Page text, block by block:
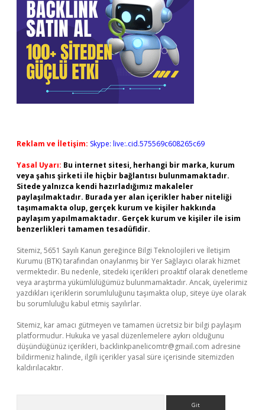
Reklam ve İletişim: Skype: live:.cid.575569c608265c69
Yasal Uyarı: Bu internet sitesi, herhangi bir marka, kurum
veya şahıs şirketi ile hiçbir bağlantısı bulunmamaktadır.
Sitede yalnızca kendi hazırladığımız makaleler
paylaşılmaktadır. Burada yer alan içerikler haber niteliği
taşımamakta olup, gerçek kurum ve kişiler hakkında
paylaşım yapılmamaktadır. Gerçek kurum ve kişiler ile isim
benzerlikleri tamamen tesadüfidir.
Sitemiz, 5651 Sayılı Kanun gereğince Bilgi Teknolojileri ve İletişim
Kurumu (BTK) tarafından onaylanmış bir Yer Sağlayıcı olarak hizmet
vermektedir. Bu nedenle, sitedeki içerikleri proaktif olarak denetleme
veya araştırma yükümlülüğümüz bulunmamaktadır. Ancak, üyelerimiz
yazdıkları içeriklerin sorumluluğunu taşımakta olup, siteye üye olarak
bu sorumluluğu kabul etmiş sayılırlar.
Sitemiz, kar amacı gütmeyen ve tamamen ücretsiz bir bilgi paylaşım
platformudur. Hukuka ve yasal düzenlemelere aykırı olduğunu
düşündüğünüz içerikleri, backlinkpanelicomtr@gmail.com adresine
bildirmeniz halinde, ilgili içerikler yasal süre içerisinde sitemizden
kaldırılacaktır.